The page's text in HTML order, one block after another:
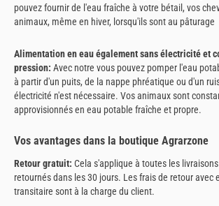
pouvez fournir de l'eau fraîche à votre bétail, vos
animaux, même en hiver, lorsqu'ils sont au pâturage
Alimentation en eau également sans électricité et
pression: Avec notre vous pouvez pomper l'eau
à partir d'un puits, de la nappe phréatique ou d'un
électricité n'est nécessaire. Vos animaux sont
approvisionnés en eau potable fraîche et propre.
Vos avantages dans la boutique Agrarzone
Retour gratuit: Cela s'applique à toutes les
retournés dans les 30 jours. Les frais de retour avec
transitaire sont à la charge du client.